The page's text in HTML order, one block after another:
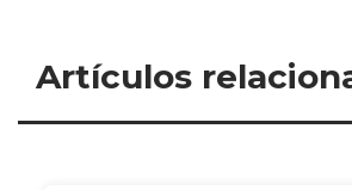
Artículos